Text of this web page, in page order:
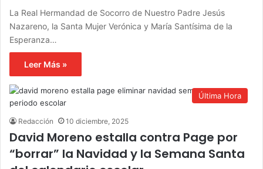
La Real Hermandad de Socorro de Nuestro Padre Jesús
Nazareno, la Santa Mujer Verónica y María Santísima de la
Esperanza…
Leer Más »
Última Hora
Redacción 10 diciembre, 2025
David Moreno estalla contra Page por
“borrar” la Navidad y la Semana Santa